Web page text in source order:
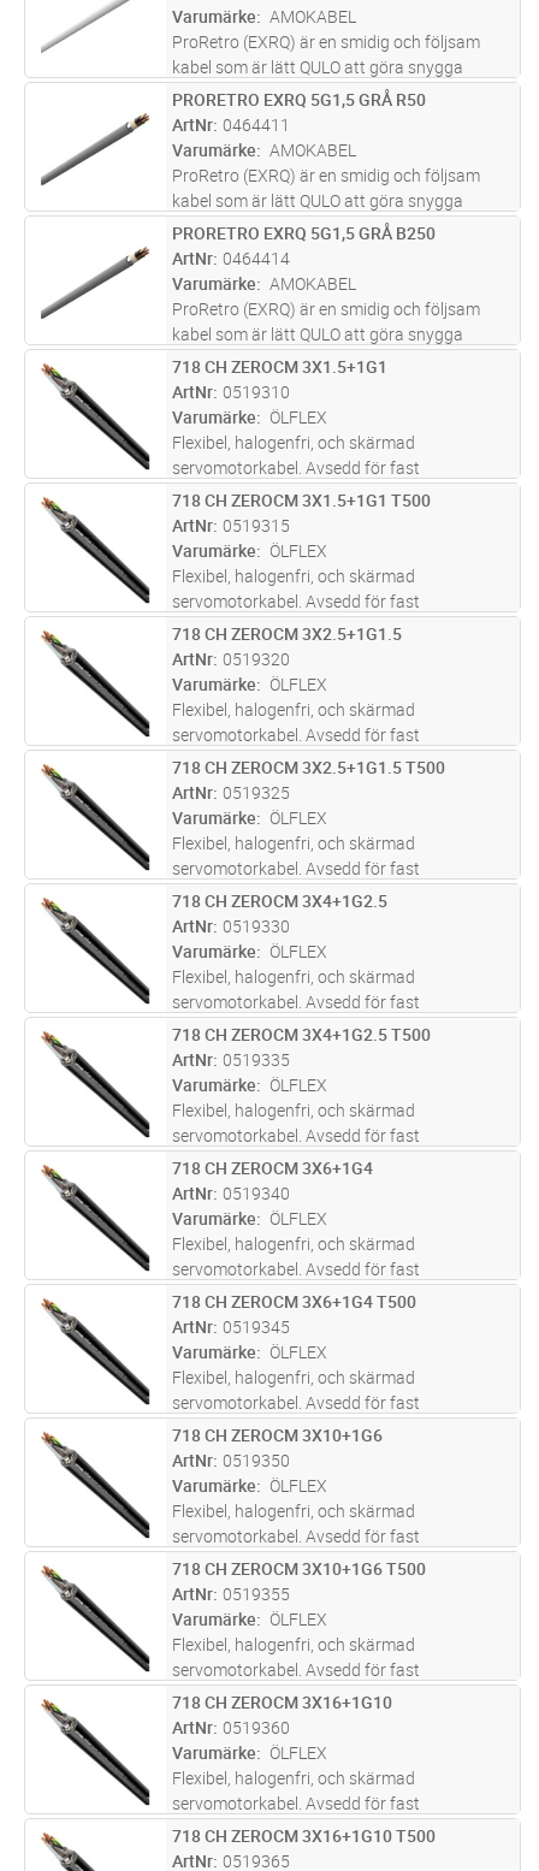
förläggning inomhus i torra utrymmen,
mer
Varumärke
AMOKABEL
ProRetro (EXRQ) är en smidig och följsam
kabel som är lätt QULO att göra snygga
installationer med. PEX-isolerad, HFFR
mantlad installationskabel avsedd för fast
förläggning inomhus i torra utrymmen,
mer
M Lägg i kundvagn
PRORETRO EXRQ 5G1,5 GRÅ R50
ArtNr 0464411
Varumärke
AMOKABEL
ProRetro (EXRQ) är en smidig och följsam
kabel som är lätt QULO att göra snygga
installationer med. PEX-isolerad, HFFR
mantlad installationskabel avsedd för fast
förläggning inomhus i torra utrymmen,
mer
M Lägg i kundvagn
PRORETRO EXRQ 5G1,5 GRÅ B250
ArtNr 0464414
Varumärke
AMOKABEL
ProRetro (EXRQ) är en smidig och följsam
kabel som är lätt QULO att göra snygga
installationer med. PEX-isolerad, HFFR
mantlad installationskabel avsedd för fast
förläggning inomhus i torra utrymmen,
mer
M Lägg i kundvagn
718 CH ZEROCM 3X1.5+1G1
ArtNr 0519310
Varumärke
ÖLFLEX
Flexibel, halogenfri, och skärmad
servomotorkabel. Avsedd för fast
ledningsdragning mellan frekvensomriktare
och motor. Patenterad design med en
motroterande jordledare som ger 100 %
elektrisk symm...läs mer
M Lägg i kundvagn
718 CH ZEROCM 3X1.5+1G1 T500
ArtNr 0519315
Varumärke
ÖLFLEX
Flexibel, halogenfri, och skärmad
servomotorkabel. Avsedd för fast
ledningsdragning mellan frekvensomriktare
och motor. Patenterad design med en
motroterande jordledare som ger 100 %
elektrisk symm...läs mer
M Lägg i kundvagn
718 CH ZEROCM 3X2.5+1G1.5
ArtNr 0519320
Varumärke
ÖLFLEX
Flexibel, halogenfri, och skärmad
servomotorkabel. Avsedd för fast
ledningsdragning mellan frekvensomriktare
och motor. Patenterad design med en
motroterande jordledare som ger 100 %
elektrisk symm...läs mer
M Lägg i kundvagn
718 CH ZEROCM 3X2.5+1G1.5 T500
ArtNr 0519325
Varumärke
ÖLFLEX
Flexibel, halogenfri, och skärmad
servomotorkabel. Avsedd för fast
ledningsdragning mellan frekvensomriktare
och motor. Patenterad design med en
motroterande jordledare som ger 100 %
elektrisk symm...läs mer
M Lägg i kundvagn
718 CH ZEROCM 3X4+1G2.5
ArtNr 0519330
Varumärke
ÖLFLEX
Flexibel, halogenfri, och skärmad
servomotorkabel. Avsedd för fast
ledningsdragning mellan frekvensomriktare
och motor. Patenterad design med en
motroterande jordledare som ger 100 %
elektrisk symm...läs mer
M Lägg i kundvagn
718 CH ZEROCM 3X4+1G2.5 T500
ArtNr 0519335
Varumärke
ÖLFLEX
Flexibel, halogenfri, och skärmad
servomotorkabel. Avsedd för fast
ledningsdragning mellan frekvensomriktare
och motor. Patenterad design med en
motroterande jordledare som ger 100 %
elektrisk symm...läs mer
M Lägg i kundvagn
718 CH ZEROCM 3X6+1G4
ArtNr 0519340
Varumärke
ÖLFLEX
Flexibel, halogenfri, och skärmad
servomotorkabel. Avsedd för fast
ledningsdragning mellan frekvensomriktare
och motor. Patenterad design med en
motroterande jordledare som ger 100 %
elektrisk symm...läs mer
M Lägg i kundvagn
718 CH ZEROCM 3X6+1G4 T500
ArtNr 0519345
Varumärke
ÖLFLEX
Flexibel, halogenfri, och skärmad
servomotorkabel. Avsedd för fast
ledningsdragning mellan frekvensomriktare
och motor. Patenterad design med en
motroterande jordledare som ger 100 %
elektrisk symm...läs mer
M Lägg i kundvagn
718 CH ZEROCM 3X10+1G6
ArtNr 0519350
Varumärke
ÖLFLEX
Flexibel, halogenfri, och skärmad
servomotorkabel. Avsedd för fast
ledningsdragning mellan frekvensomriktare
och motor. Patenterad design med en
motroterande jordledare som ger 100 %
elektrisk symm...läs mer
M Lägg i kundvagn
718 CH ZEROCM 3X10+1G6 T500
ArtNr 0519355
Varumärke
ÖLFLEX
Flexibel, halogenfri, och skärmad
servomotorkabel. Avsedd för fast
ledningsdragning mellan frekvensomriktare
och motor. Patenterad design med en
motroterande jordledare som ger 100 %
elektrisk symm...läs mer
M Lägg i kundvagn
718 CH ZEROCM 3X16+1G10
ArtNr 0519360
Varumärke
ÖLFLEX
Flexibel, halogenfri, och skärmad
servomotorkabel. Avsedd för fast
ledningsdragning mellan frekvensomriktare
och motor. Patenterad design med en
M Lägg i kundvagn
718 CH ZEROCM 3X16+1G10 T500
ArtNr 0519365